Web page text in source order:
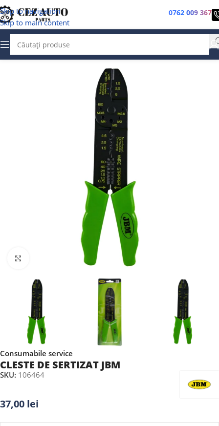
Skip to navigation
Skip to main content
0762 009 367
Faceți clic pentru a mări
Consumabile service
CLESTE DE SERTIZAT JBM
SKU: 106464
37,00 lei